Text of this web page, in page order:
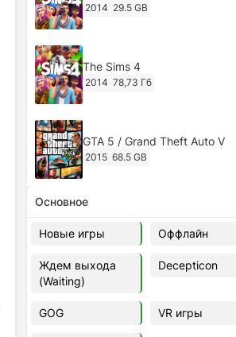
2014 29.5 GB
The Sims 4
2014 78,73 Гб
GTA 5 / Grand Theft Auto V
2015 68.5 GB
Ghost of Tsushima: Director's
v.1053.8.1023.1614 [RePack
Decepticon] (2024)
2024
Cyberpunk 2077
49.4 GB
Основное
Новые игры Оффлайн
Ждем выхода
(Waiting)
Decepticon
GOG VR игры